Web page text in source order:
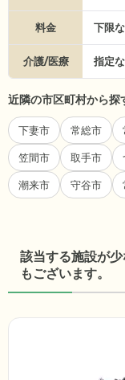
料金 下限
介護/医療 指定
近隣の市区町村から探
下妻市 常総市
笠間市 取手市
潮来市 守谷市
該当する施設が
もございます。